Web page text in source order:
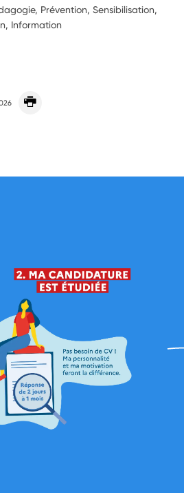
Prévention, Sensibilisation,
Information